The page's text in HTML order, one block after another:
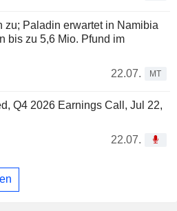
zu; Paladin erwartet in Namibia
bis zu 5,6 Mio. Pfund im
22.07.
MT
Q4 2026 Earnings Call, Jul 22,
22.07.